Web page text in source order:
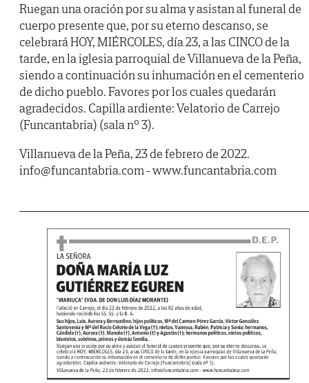
Ruegan una oración por su alma y asistan al funeral de
cuerpo presente que, por su eterno descanso, se
celebrará HOY, MIÉRCOLES, día 23, a las CINCO de la
tarde, en la iglesia parroquial de Villanueva de la Peña,
siendo a continuación su inhumación en el cementerio
de dicho pueblo. Favores por los cuales quedarán
agradecidos. Capilla ardiente: Velatorio de Carrejo
(Funcantabria) (sala nº 3).
Villanueva de la Peña, 23 de febrero de 2022.
info@funcantabria.com - www.funcantabria.com